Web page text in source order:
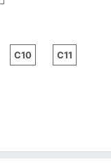
C10 C11